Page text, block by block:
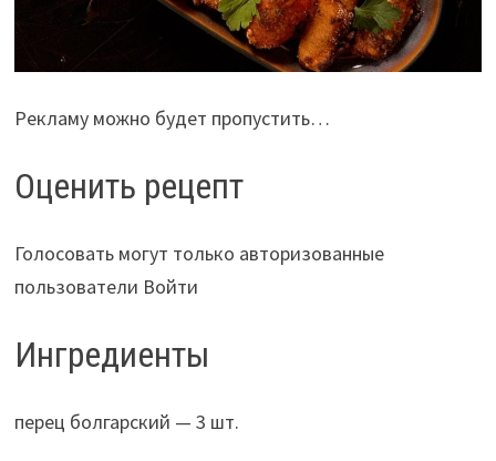
Рекламу можно будет пропустить…
Оценить рецепт
Голосовать могут только авторизованные
пользователи Войти
Ингредиенты
перец болгарский — 3 шт.